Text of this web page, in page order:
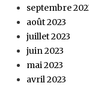
septembre
août 2023
juillet 2023
juin 2023
mai 2023
avril 2023